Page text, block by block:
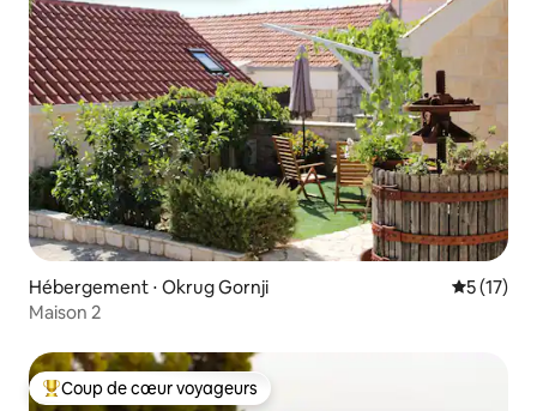
Hébergement ⋅ Okrug Gornji
5 (17)
Maison 2
Coups de cœur voyageurs les plus appréciés
Coup de cœur voyageurs